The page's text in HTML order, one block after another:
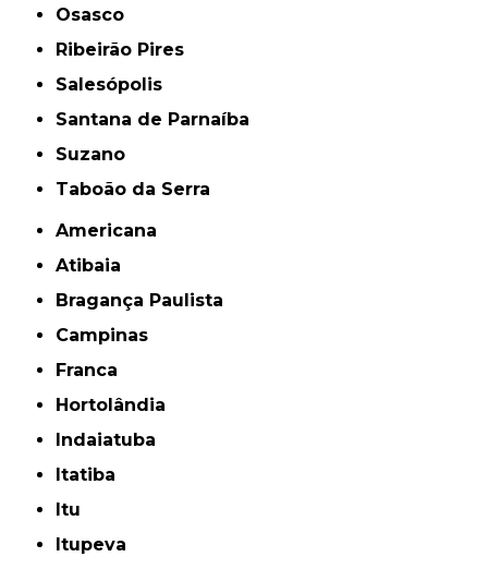
Osasco
Ribeirão Pires
Salesópolis
Santana de Parnaíba
Suzano
Taboão da Serra
Americana
Atibaia
Bragança Paulista
Campinas
Franca
Hortolândia
Indaiatuba
Itatiba
Itu
Itupeva